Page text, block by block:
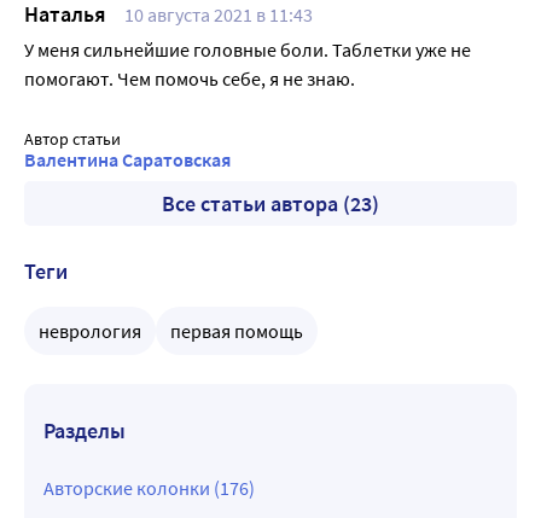
Наталья
10 августа 2021 в 11:43
У меня сильнейшие головные боли. Таблетки уже не
помогают. Чем помочь себе, я не знаю.
Автор статьи
Валентина Саратовская
Все статьи автора (23)
Теги
неврология первая помощь
Разделы
Авторские колонки (176)